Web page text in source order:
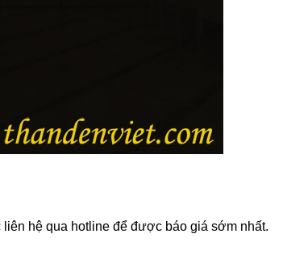
hệ qua hotline để được báo giá sớm nhất.